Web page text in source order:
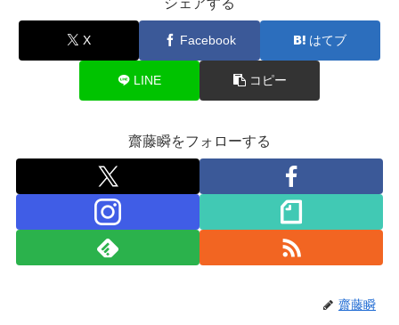
シェアする
X Facebook はてブ
LINE コピー
齋藤瞬をフォローする
齋藤瞬